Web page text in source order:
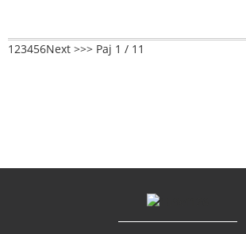
1 23456Next >>> Paj 1 / 11